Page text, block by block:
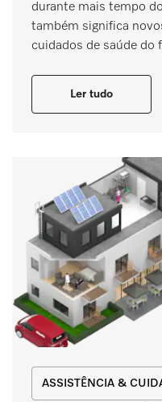
durante mais tempo
também significa
cuidados de saúde do
Ler tudo
ASSISTÊNCIA &